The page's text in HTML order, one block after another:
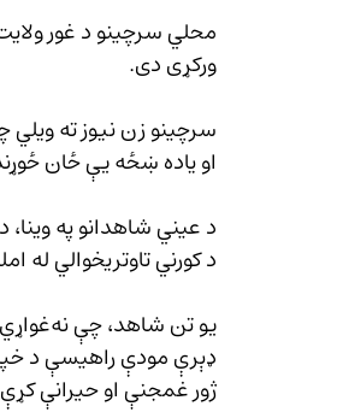
ورکړی دی.
او یاده ښځه یې ځان
د کورني تاوتریخوالي له امله
ډېرې مودې راهیسې د
ژور غمجنې او حیرانې